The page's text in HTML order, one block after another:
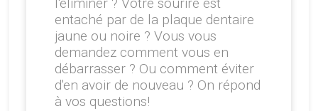
l'éliminer ? Votre sourire est
entaché par de la plaque dentaire
jaune ou noire ? Vous vous
demandez comment vous en
débarrasser ? Ou comment éviter
d'en avoir de nouveau ? On répond
à vos questions!